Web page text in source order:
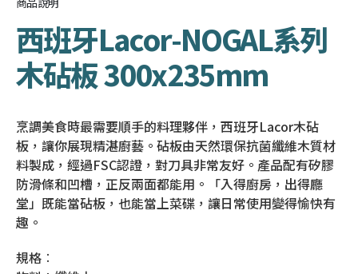
西班牙Lacor-NOGAL系列
木砧板 300x235mm
烹調美食時最需要順手的料理夥伴，西班牙Lacor木砧
板，讓你展現精湛廚藝。砧板由天然環保抗菌纖維木質材
料製成，經過FSC認證，對刀具非常友好。產品配有矽膠
防滑條和凹槽，正反兩面都能用。「入得廚房，出得廳
堂」既能當砧板，也能當上菜碟，讓日常使用變得愉快有
趣。
規格︰